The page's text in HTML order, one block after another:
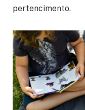
pertencimento.